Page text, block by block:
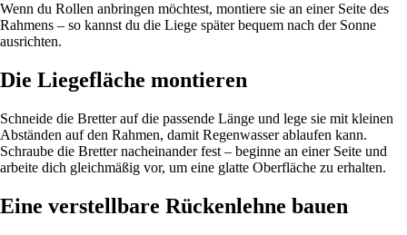
Wenn du Rollen anbringen möchtest, montiere sie an einer Seite des
Rahmens – so kannst du die Liege später bequem nach der Sonne
ausrichten.
Die Liegefläche montieren
Schneide die Bretter auf die passende Länge und lege sie mit kleinen
Abständen auf den Rahmen, damit Regenwasser ablaufen kann.
Schraube die Bretter nacheinander fest – beginne an einer Seite und
arbeite dich gleichmäßig vor, um eine glatte Oberfläche zu erhalten.
Eine verstellbare Rückenlehne bauen